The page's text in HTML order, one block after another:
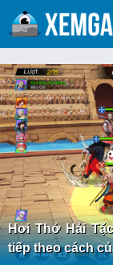
Hơi Thở Hải
tiếp theo cách